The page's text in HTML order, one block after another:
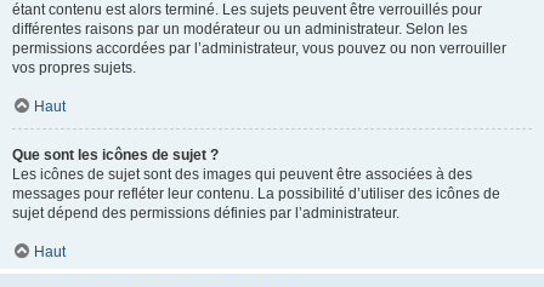
étant contenu est alors terminé. Les sujets peuvent être verrouillés pour
différentes raisons par un modérateur ou un administrateur. Selon les
permissions accordées par l’administrateur, vous pouvez ou non verrouiller
vos propres sujets.
Haut
Que sont les icônes de sujet ?
Les icônes de sujet sont des images qui peuvent être associées à des
messages pour refléter leur contenu. La possibilité d’utiliser des icônes de
sujet dépend des permissions définies par l’administrateur.
Haut